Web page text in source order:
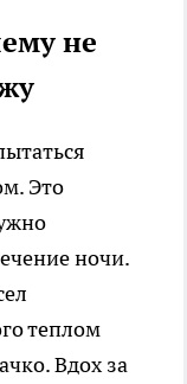
не
Это
ночи.
теплом
Вдох за